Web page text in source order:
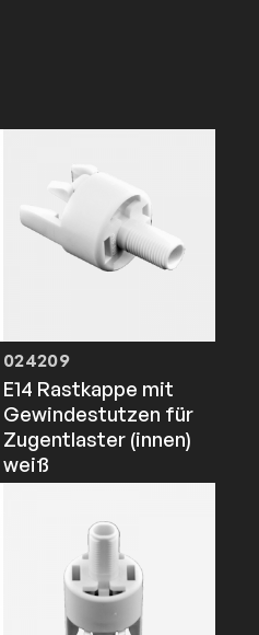
024209
E14 Rastkappe mit
Gewindestutzen für
Zugentlaster (innen)
weiß